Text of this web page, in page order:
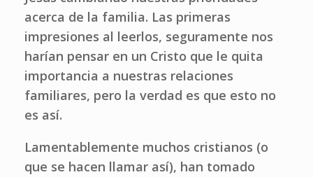
acerca de la familia. Las primeras
impresiones al leerlos, seguramente nos
harían pensar en un Cristo que le quita
importancia a nuestras relaciones
familiares, pero la verdad es que esto no
es así.
Lamentablemente muchos cristianos (o
que se hacen llamar así), han tomado